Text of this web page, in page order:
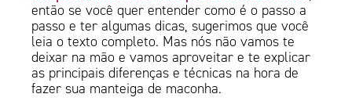
então se você quer entender como é o passo a
passo e ter algumas dicas, sugerimos que você
leia o texto completo. Mas nós não vamos te
deixar na mão e vamos aproveitar e te explicar
as principais diferenças e técnicas na hora de
fazer sua manteiga de maconha.